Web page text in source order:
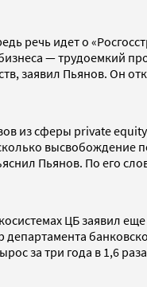
речь идет о
— трудоемкий
заявил Пьянов. Он
из сферы private
Пьянов. По его
ЦБ заявил
за три года в 1,6